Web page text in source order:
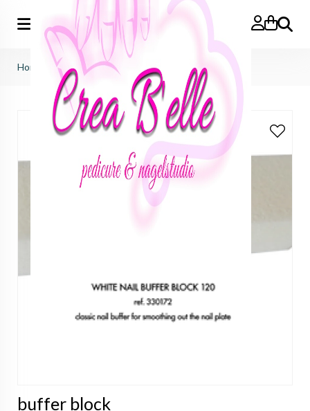
Zoeken
Home Victoria Vynn> >buffer block
buffer block